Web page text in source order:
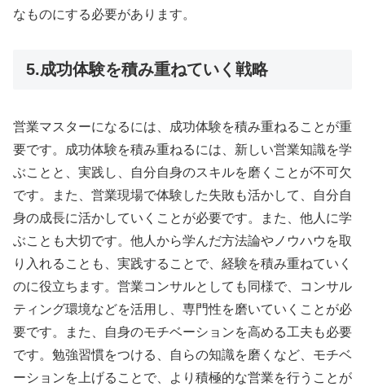
なものにする必要があります。
5.成功体験を積み重ねていく戦略
営業マスターになるには、成功体験を積み重ねることが重
要です。成功体験を積み重ねるには、新しい営業知識を学
ぶことと、実践し、自分自身のスキルを磨くことが不可欠
です。また、営業現場で体験した失敗も活かして、自分自
身の成長に活かしていくことが必要です。また、他人に学
ぶことも大切です。他人から学んだ方法論やノウハウを取
り入れることも、実践することで、経験を積み重ねていく
のに役立ちます。営業コンサルとしても同様で、コンサル
ティング環境などを活用し、専門性を磨いていくことが必
要です。また、自身のモチベーションを高める工夫も必要
です。勉強習慣をつける、自らの知識を磨くなど、モチベ
ーションを上げることで、より積極的な営業を行うことが